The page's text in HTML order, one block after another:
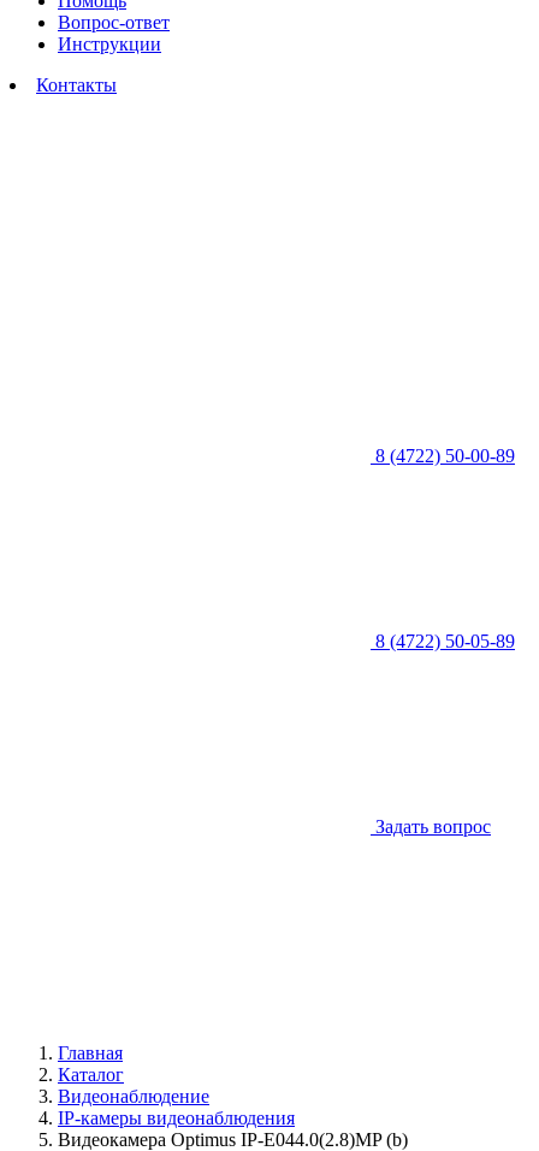
Вопрос-ответ
Инструкции
Контакты
8 (4722) 50-00-89
8 (4722) 50-05-89
Задать вопрос
Главная
Каталог
Видеонаблюдение
IP-камеры видеонаблюдения
Видеокамера Optimus IP-E044.0(2.8)MP (b)